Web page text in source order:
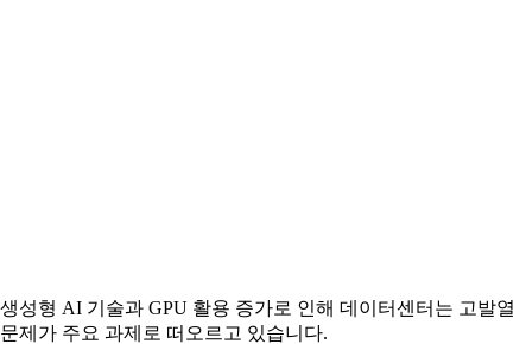
생성형 AI 기술과 GPU 활용 증가로 인해 데이터센터는 고발열
문제가 주요 과제로 떠오르고 있습니다.